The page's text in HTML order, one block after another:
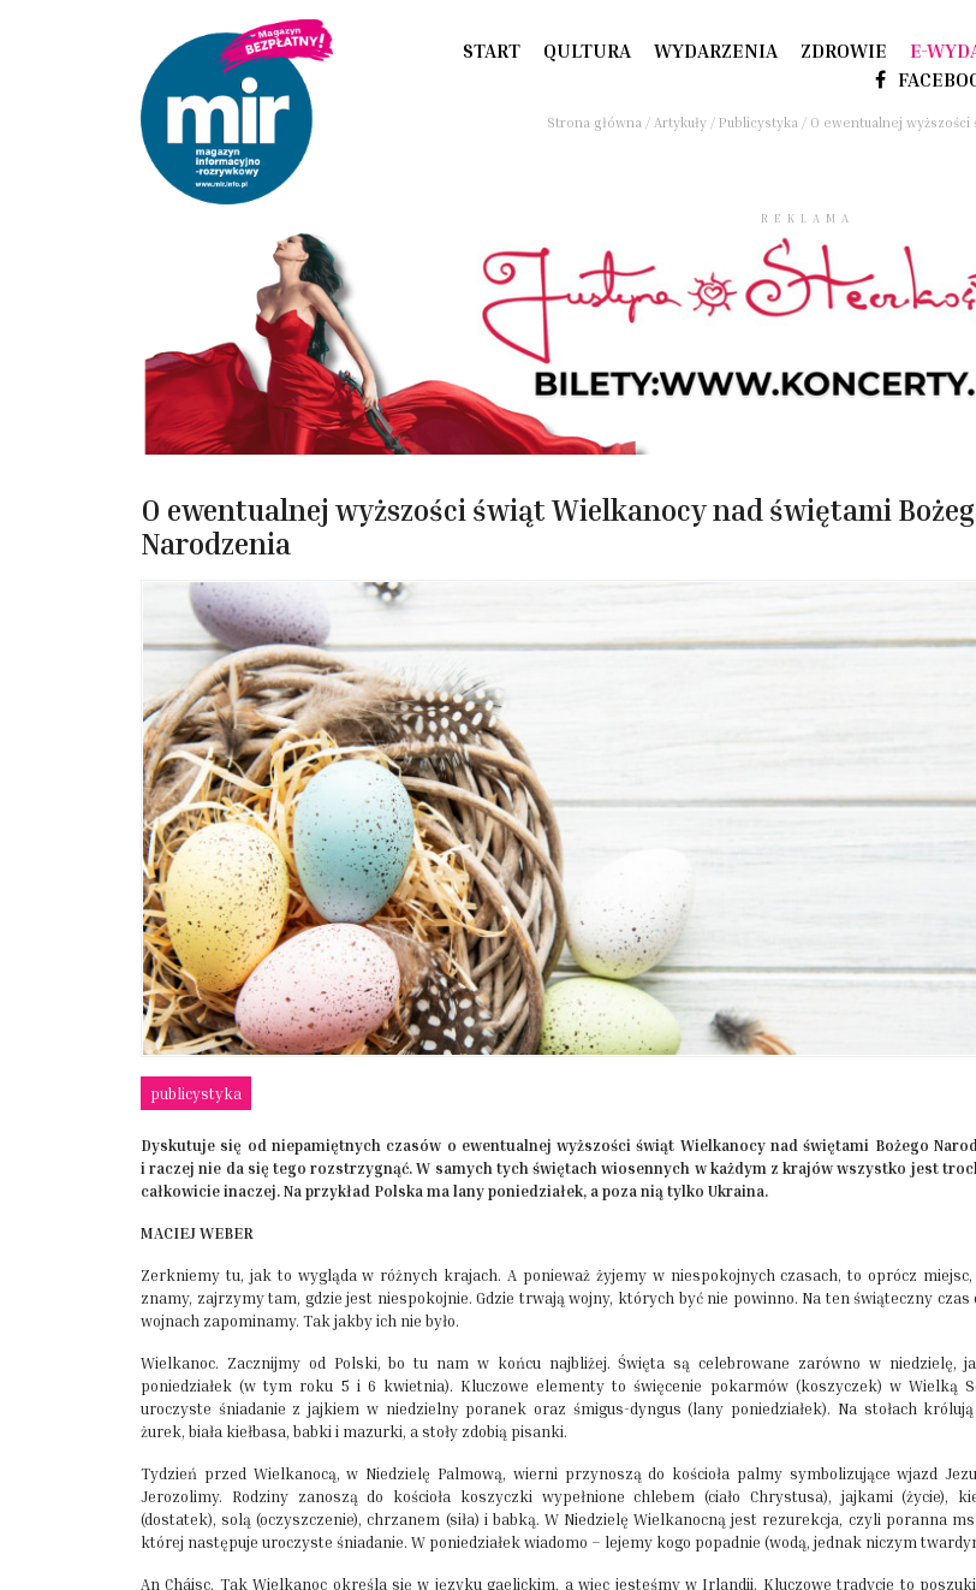
START QULTURA WYDARZENIA ZDROWIE E-
Strona główna / Artykuły / Publicystyka / O ewentualnej wyższości
REKLAMA
O ewentualnej wyższości świąt Wielkanocy nad świętami
Narodzenia
publicystyka
Dyskutuje się od niepamiętnych czasów o ewentualnej wyższości świąt Wielkanocy nad świętami Bożego
i raczej nie da się tego rozstrzygnąć. W samych tych świętach wiosennych w każdym z krajów wszystko jest
całkowicie inaczej. Na przykład Polska ma lany poniedziałek, a poza nią tylko Ukraina.
MACIEJ WEBER
Zerkniemy tu, jak to wygląda w różnych krajach. A ponieważ żyjemy w niespokojnych czasach, to oprócz
znamy, zajrzymy tam, gdzie jest niespokojnie. Gdzie trwają wojny, których być nie powinno. Na ten świąteczny czas
wojnach zapominamy. Tak jakby ich nie było.
Wielkanoc. Zacznijmy od Polski, bo tu nam w końcu najbliżej. Święta są celebrowane zarówno w niedzielę,
poniedziałek (w tym roku 5 i 6 kwietnia). Kluczowe elementy to święcenie pokarmów (koszyczek) w Wielką
uroczyste śniadanie z jajkiem w niedzielny poranek oraz śmigus-dyngus (lany poniedziałek). Na stołach
żurek, biała kiełbasa, babki i mazurki, a stoły zdobią pisanki.
Tydzień przed Wielkanocą, w Niedzielę Palmową, wierni przynoszą do kościoła palmy symbolizujące wjazd
Jerozolimy. Rodziny zanoszą do kościoła koszyczki wypełnione chlebem (ciało Chrystusa), jajkami (życie),
(dostatek), solą (oczyszczenie), chrzanem (siła) i babką. W Niedzielę Wielkanocną jest rezurekcja, czyli poranna
której następuje uroczyste śniadanie. W poniedziałek wiadomo – lejemy kogo popadnie (wodą, jednak niczym
An Cháisc. Tak Wielkanoc określa się w języku gaelickim, a więc jesteśmy w Irlandii. Kluczowe tradycje to